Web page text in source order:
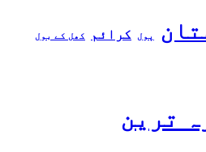
پول کرائم کھل کے بول
ترین